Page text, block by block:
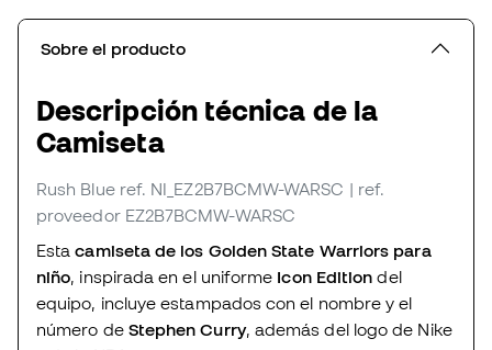
Sobre el producto
Descripción técnica de la
Camiseta
Rush Blue ref. NI_EZ2B7BCMW-WARSC | ref.
proveedor EZ2B7BCMW-WARSC
Estacamiseta de los Golden State Warriors para
niño, inspirada en el uniforme Icon Edition del
equipo, incluye estampados con el nombre y el
número de Stephen Curry, además del logo de Nike